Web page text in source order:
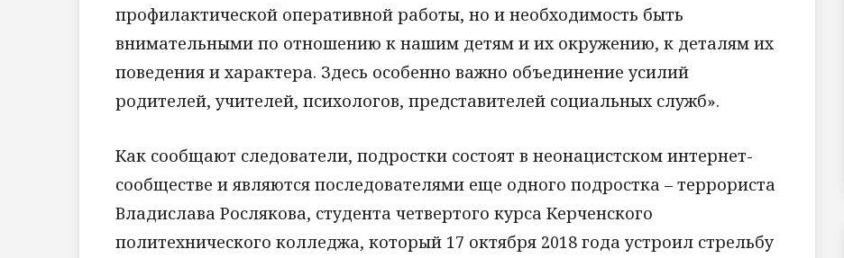
профилактической оперативной работы, но и необходимость быть
внимательными по отношению к нашим детям и их окружению, к деталям их
поведения и характера. Здесь особенно важно объединение усилий
родителей, учителей, психологов, представителей социальных служб».
Как сообщают следователи, подростки состоят в неонацистском интернет-
сообществе и являются последователями еще одного подростка – террориста
Владислава Рослякова, студента четвертого курса Керченского
политехнического колледжа, который 17 октября 2018 года устроил стрельбу